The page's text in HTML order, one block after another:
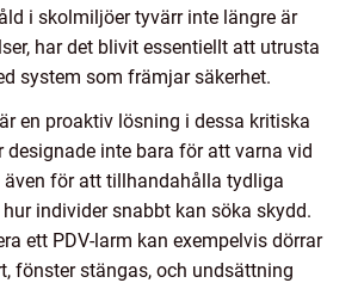
i skolmiljöer tyvärr inte längre är
har det blivit essentiellt att utrusta
system som främjar säkerhet.
en proaktiv lösning i dessa kritiska
designade inte bara för att varna vid
även för att tillhandahålla tydliga
individer snabbt kan söka skydd.
ett PDV-larm kan exempelvis dörrar
fönster stängas, och undsättning